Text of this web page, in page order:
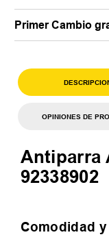
Primer Cambio
OPINIONES DE
Antiparra
92338902
Comodidad